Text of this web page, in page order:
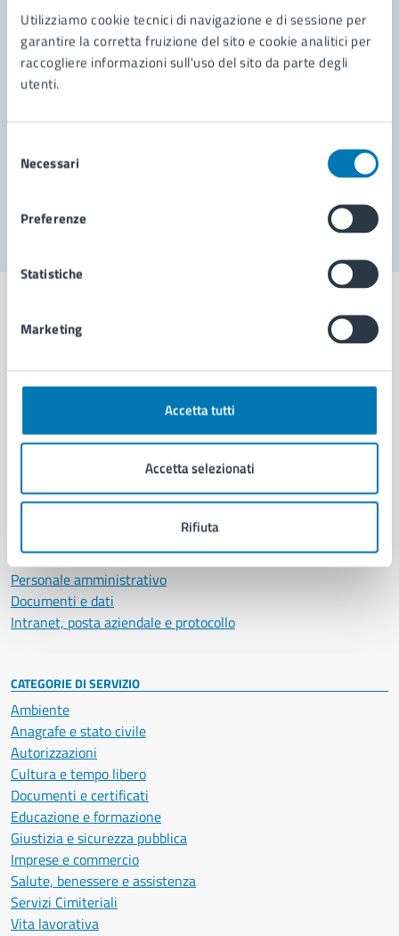
Utilizziamo cookie tecnici di navigazione e di sessione per
garantire la corretta fruizione del sito e cookie analitici per
raccogliere informazioni sull'uso del sito da parte degli
utenti.
delNecessari
Preferenze
Statistiche
Marketing
Accetta tutti
Accetta selezionati
Rifiuta
Leggi le domande frequenti
Richiedi assistenza
Problemi in città
Aree amministrative
Municipalità
Politici
Personale amministrativo
Documenti e dati
Intranet, posta aziendale e protocollo
CATEGORIE DI SERVIZIO
Ambiente
Anagrafe e stato civile
Autorizzazioni
Cultura e tempo libero
Documenti e certificati
Educazione e formazione
Giustizia e sicurezza pubblica
Imprese e commercio
Salute, benessere e assistenza
Servizi Cimiteriali
Vita lavorativa